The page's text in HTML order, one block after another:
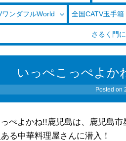
ワンダフルWorld 全国CATV玉手箱
さるく門
いっぺこっぺよか
Posted on
ぺよかね!!鹿児島は、鹿児島市
る中華料理屋さんに潜入！